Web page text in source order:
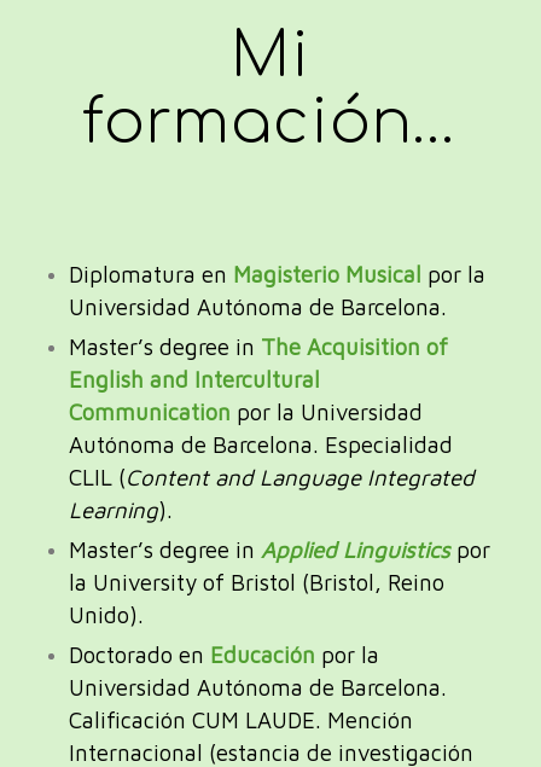
Mi
formación…
Diplomatura en Magisterio Musical por la
Universidad Autónoma de Barcelona.
Master’s degree in The Acquisition of
English and Intercultural
Communication por la Universidad
Autónoma de Barcelona. Especialidad
CLIL (Content and Language Integrated
Learning).
Master’s degree in Applied Linguistics por
la University of Bristol (Bristol, Reino
Unido).
Doctorado en Educación por la
Universidad Autónoma de Barcelona.
Calificación CUM LAUDE. Mención
Internacional (estancia de investigación